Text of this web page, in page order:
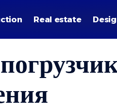
Real estate